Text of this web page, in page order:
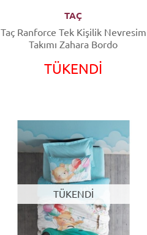
TAÇ
Taç Ranforce Tek Kişilik Nevresim
Takımı Zahara Bordo
TÜKENDİ
TÜKENDİ